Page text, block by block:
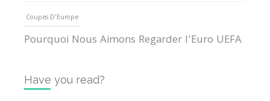
Coupes D'Europe
Pourquoi Nous Aimons Regarder l’Euro UEFA
Internationales
Have you read?